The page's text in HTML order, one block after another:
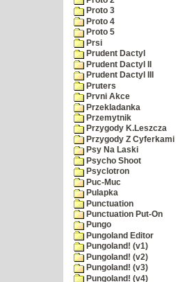
Proto 3
Proto 4
Proto 5
Prsi
Prudent Dactyl
Prudent Dactyl II
Prudent Dactyl III
Pruters
Prvni Akce
Przekladanka
Przemytnik
Przygody K.Leszcza
Przygody Z Cyferkami
Psy Na Laski
Psycho Shoot
Psyclotron
Puc-Muc
Pulapka
Punctuation
Punctuation Put-On
Pungo
Pungoland Editor
Pungoland! (v1)
Pungoland! (v2)
Pungoland! (v3)
Pungoland! (v4)